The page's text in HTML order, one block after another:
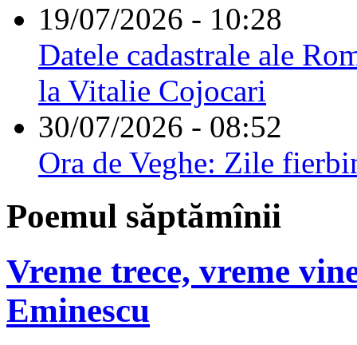
19/07/2026 - 10:28
Datele cadastrale ale
la Vitalie Cojocari
30/07/2026 - 08:52
Ora de Veghe: Zile
Poemul săptămînii
Vreme trece, vreme
Eminescu